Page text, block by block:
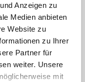
Anzeigen zu
Medien anbieten
Website zu
zu Ihrer
Partner für
weiter. Unsere
mit
Strafe.
LGBT-
im